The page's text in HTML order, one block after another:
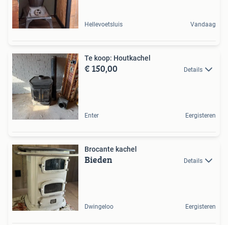
Hellevoetsluis Vandaag
Te koop: Houtkachel
€ 150,00 Details
Enter Eergisteren
Brocante kachel
Bieden Details
Dwingeloo Eergisteren